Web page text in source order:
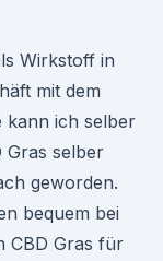
Wirkstoff in
mit dem
kann ich selber
Gras selber
geworden.
bequem bei
CBD Gras für